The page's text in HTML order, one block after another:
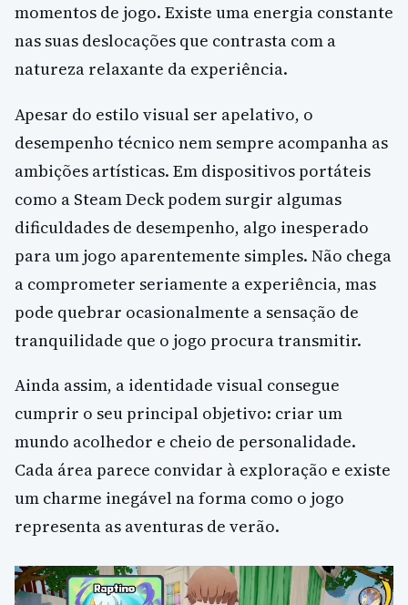
momentos de jogo. Existe uma energia constante
nas suas deslocações que contrasta com a
natureza relaxante da experiência.
Apesar do estilo visual ser apelativo, o
desempenho técnico nem sempre acompanha as
ambições artísticas. Em dispositivos portáteis
como a Steam Deck podem surgir algumas
dificuldades de desempenho, algo inesperado
para um jogo aparentemente simples. Não chega
a comprometer seriamente a experiência, mas
pode quebrar ocasionalmente a sensação de
tranquilidade que o jogo procura transmitir.
Ainda assim, a identidade visual consegue
cumprir o seu principal objetivo: criar um
mundo acolhedor e cheio de personalidade.
Cada área parece convidar à exploração e existe
um charme inegável na forma como o jogo
representa as aventuras de verão.